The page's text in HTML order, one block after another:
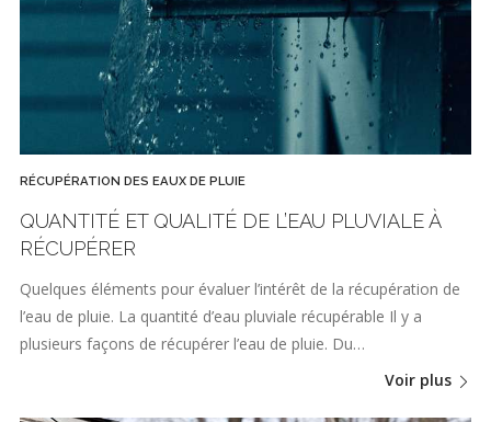
RÉCUPÉRATION DES EAUX DE PLUIE
QUANTITÉ ET QUALITÉ DE L’EAU PLUVIALE À
RÉCUPÉRER
Quelques éléments pour évaluer l’intérêt de la récupération de
l’eau de pluie. La quantité d’eau pluviale récupérable Il y a
plusieurs façons de récupérer l’eau de pluie. Du…
Voir plus